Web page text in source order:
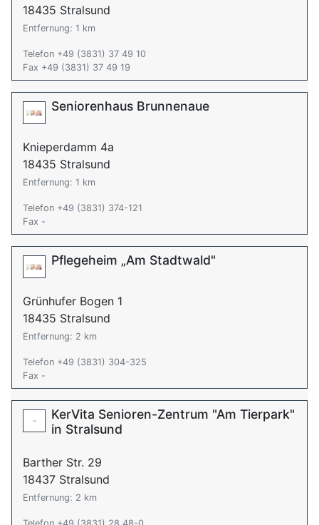
18435 Stralsund
Entfernung: 1 km
Telefon +49 (3831) 37 49 10
Fax +49 (3831) 37 49 19
Seniorenhaus Brunnenaue
Knieperdamm 4a
18435 Stralsund
Entfernung: 1 km
Telefon +49 (3831) 374-121
Fax -
Pflegeheim „Am Stadtwald"
Grünhufer Bogen 1
18435 Stralsund
Entfernung: 2 km
Telefon +49 (3831) 304-325
Fax -
KerVita Senioren-Zentrum "Am Tierpark"
in Stralsund
Barther Str. 29
18437 Stralsund
Entfernung: 2 km